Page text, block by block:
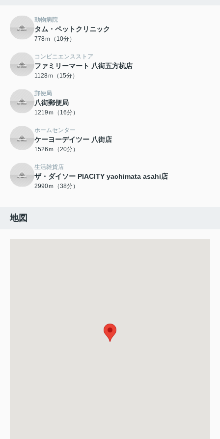
動物病院
タム・ペットクリニック
778ｍ（10分）
コンビニエンスストア
ファミリーマート 八街五方杭店
1128ｍ（15分）
郵便局
八街郵便局
1219ｍ（16分）
ホームセンター
ケーヨーデイツー 八街店
1526ｍ（20分）
生活雑貨店
ザ・ダイソー PIACITY yachimata asahi店
2990ｍ（38分）
地図